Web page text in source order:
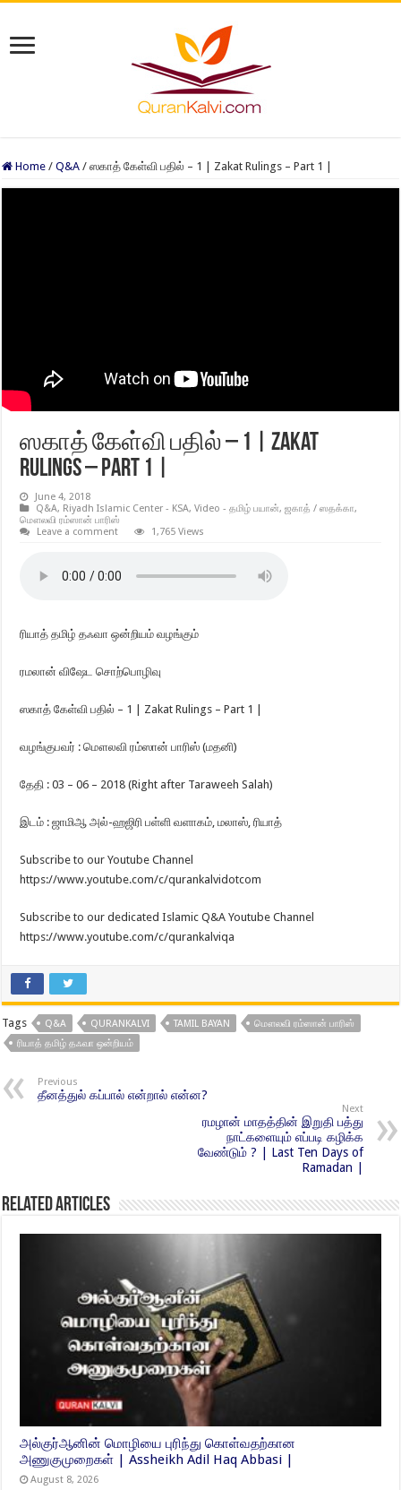
Home / Q&A / ஸகாத் கேள்வி பதில் – 1 | Zakat Rulings – Part 1 |
ஸகாத் கேள்வி பதில் – 1 | Zakat
Rulings – Part 1 |
June 4, 2018
Q&A, Riyadh Islamic Center - KSA,Video - தமிழ் பயான்,ஜகாத் / ஸதக்கா,
மௌலவி ரம்ஸான் பாரிஸ்
Leave a comment
1,765 Views
ரியாத் தமிழ் தஃவா ஒன்றியம் வழங்கும்
ரமலான் விஷேட சொற்பொழிவு
ஸகாத் கேள்வி பதில் – 1 | Zakat Rulings – Part 1 |
வழங்குபவர் : மௌலவி ரம்ஸான் பாரிஸ் (மதனி)
தேதி : 03 – 06 – 2018 (Right after Taraweeh Salah)
இடம் : ஜாமிஆ அல்-ஹஜிரி பள்ளி வளாகம், மலாஸ், ரியாத்
Subscribe to our Youtube Channel
https://www.youtube.com/c/qurankalvidotcom
Subscribe to our dedicated Islamic Q&A Youtube Channel
https://www.youtube.com/c/qurankalviqa
Tags Q&A QURANKALVI TAMIL BAYAN
மௌலவி ரம்ஸான் பாரிஸ்
ரியாத் தமிழ் தஃவா ஒன்றியம்
Previous
தீனத்துல் கப்பால் என்றால் என்ன?
Next
ரமழான் மாதத்தின் இறுதி பத்து
நாட்களையும் எப்படி கழிக்க
வேண்டும் ? | Last Ten Days of
Ramadan |
Related Articles
அல்குர்ஆனின் மொழியை புரிந்து கொள்வதற்கான
அணுகுமுறைகள் | Assheikh Adil Haq Abbasi |
August 8, 2026